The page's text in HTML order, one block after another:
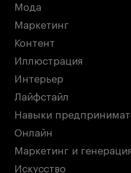
Мода
Маркетинг
Контент
Иллюстрация
Интерьер
Лайфстайл
Навыки
Онлайн
Маркетинг и
Искусство